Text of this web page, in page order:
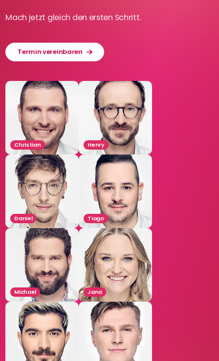
Mach jetzt gleich den ersten Schritt.
Termin vereinbaren
Christian Henry
Daniel Tiago
Michael Jana